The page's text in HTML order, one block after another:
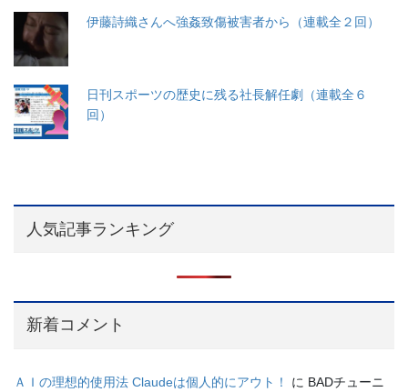
伊藤詩織さんへ強姦致傷被害者から（連載全２回）
日刊スポーツの歴史に残る社長解任劇（連載全６
回）
人気記事ランキング
新着コメント
ＡＩの理想的使用法 Claudeは個人的にアウト！ に BADチューニ